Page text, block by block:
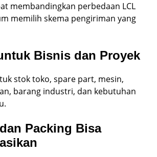
membandingkan perbedaan LCL
memilih skema pengiriman yang
Bisnis dan Proyek
stok toko, spare part, mesin,
barang industri, dan kebutuhan
Packing Bisa